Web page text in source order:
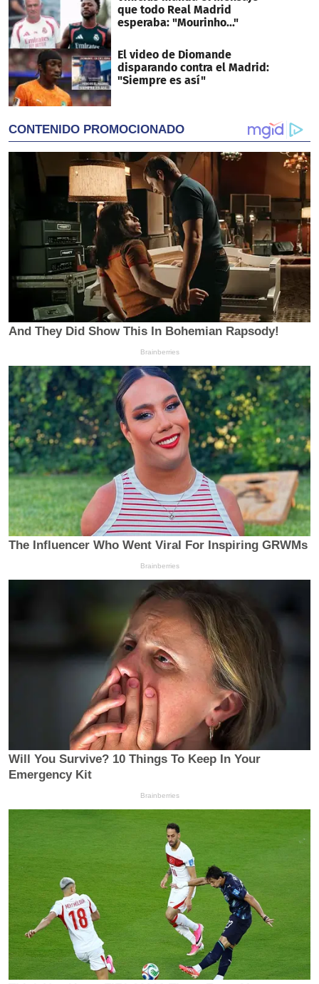
que todo Real Madrid
esperaba: "Mourinho..."
El video de Diomande
disparando contra el Madrid:
"Siempre es así"